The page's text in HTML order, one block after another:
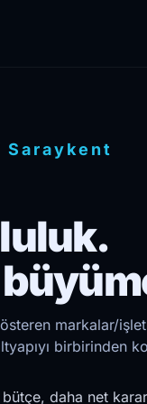
Saraykent
markalar/
birbirinden
daha net